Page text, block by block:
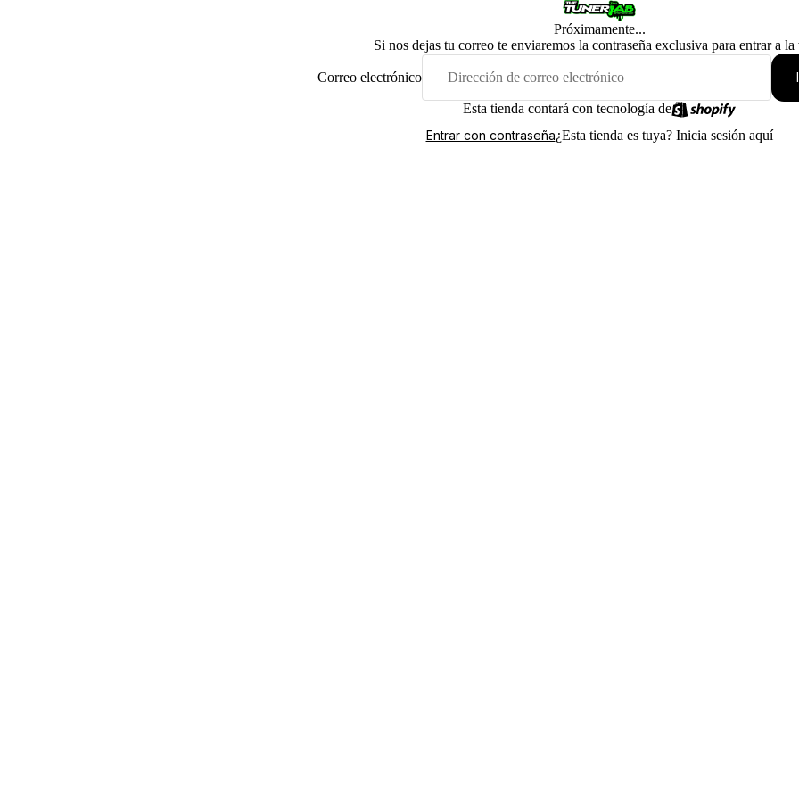
Próximamente...
Si nos dejas tu correo te enviaremos la contraseña exclusiva para entrar a la
Correo electrónico
Esta tienda contará con tecnología de
Entrar con contraseña¿Esta tienda es tuya? Inicia sesión aquí